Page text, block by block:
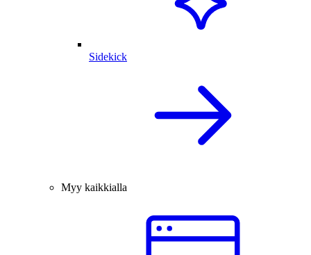
Sidekick
Myy kaikkialla